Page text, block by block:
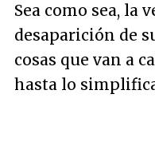
Sea como sea, la
desaparición de
cosas que van a
hasta lo